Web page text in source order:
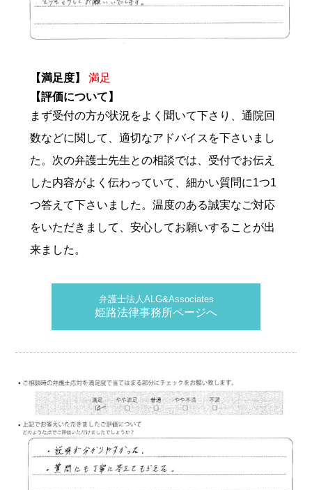
【満足度】
満足
【評価について】
まず受付の方が状況をよく聞いて下さり、通院回
数などに関して、適切なアドバイスを下さいまし
た。次の弁護士先生との相談では、受付でお伝え
した内容がよく伝わっていて、細かい質問に1つ1
つ答えて下さいました。温度のある誠実なご対応
をいただきまして、安心してお願いすることが出
来ました。
弁護士法人ALG&Associates
姫路法律事務所ページへ